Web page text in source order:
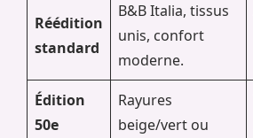
Réédition
standard
B&B Italia, tissus
unis, confort
moderne.
Édition
50e
Rayures
beige/vert ou